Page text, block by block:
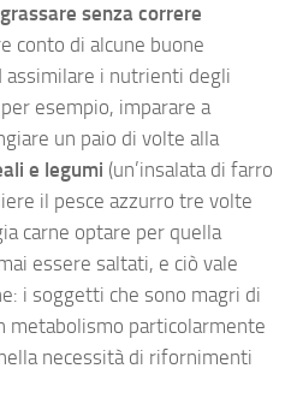
senza correre
conto di alcune buone
assimilare i nutrienti degli
esempio, imparare a
un paio di volte alla
e legumi (un’insalata di farro
il pesce azzurro tre volte
carne optare per quella
essere saltati, e ciò vale
i soggetti che sono magri di
metabolismo particolarmente
necessità di rifornimenti